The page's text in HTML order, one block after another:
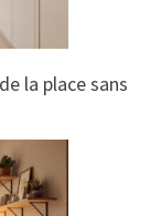
la place sans